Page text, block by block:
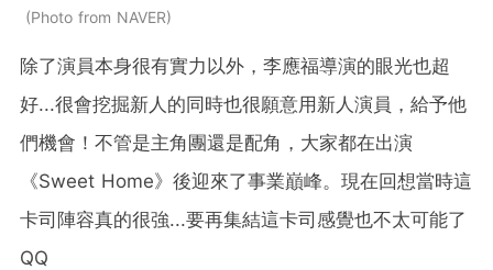
Photo from NAVER
除了演員本身很有實力以外， 李應福導演的眼光也超
好...很會挖掘新人的同時也很願意用新人演員，給予他
們機會！ 不管是主角團還是配角，大家都在出演
《Sweet Home》後迎來了事業巔峰。現在回想當時這
卡司陣容真的很強...要再集結這卡司感覺也不太可能了
QQ